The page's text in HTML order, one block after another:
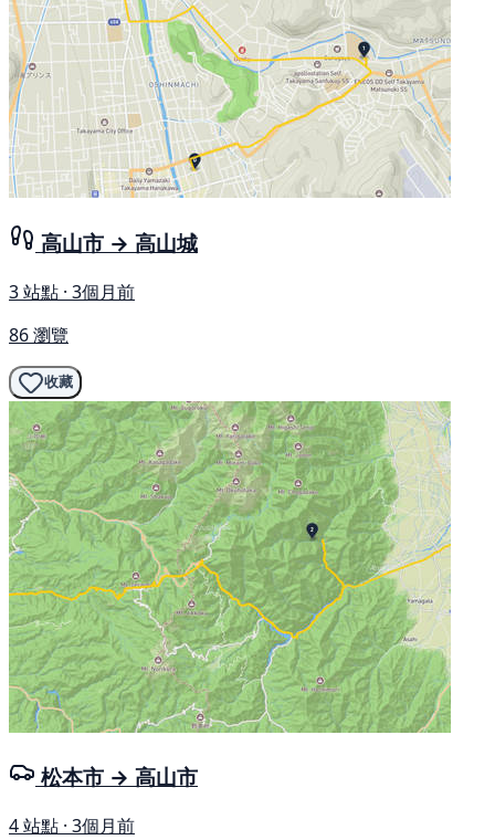
高山市 → 高山城
3 站點 · 3個月前
86 瀏覽
收藏
松本市 → 高山市
4 站點 · 3個月前